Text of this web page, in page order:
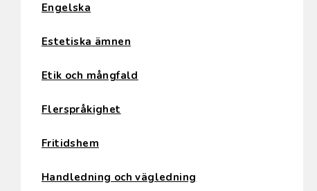
Engelska
Estetiska ämnen
Etik och mångfald
Flerspråkighet
Fritidshem
Handledning och vägledning